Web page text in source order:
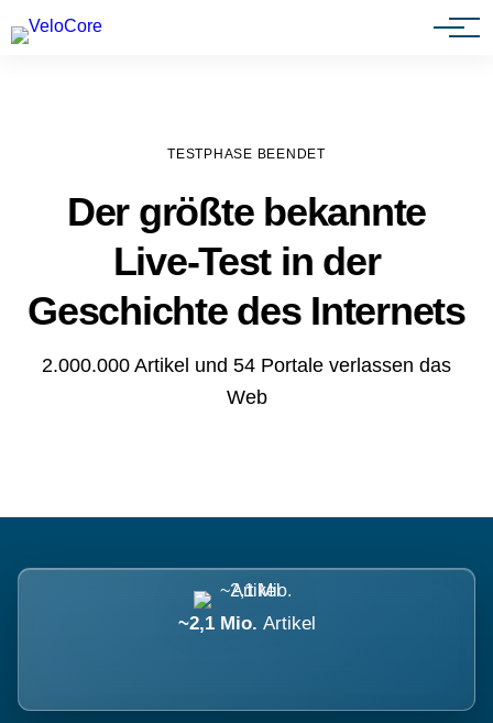
Agenturen & Webdesigner
TESTPHASE BEENDET
Der größte bekannte
Live-Test in der
Geschichte des Internets
2.000.000 Artikel und 54 Portale verlassen das
Web
~2,1 Mio. Artikel